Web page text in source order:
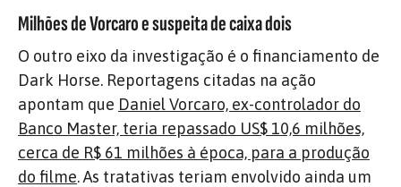
Milhões de Vorcaro e suspeita de caixa dois
O outro eixo da investigação é o financiamento de
Dark Horse. Reportagens citadas na ação
apontam que Daniel Vorcaro, ex-controlador do
Banco Master, teria repassado US$ 10,6 milhões,
cerca de R$ 61 milhões à época, para a produção
do filme. As tratativas teriam envolvido ainda um